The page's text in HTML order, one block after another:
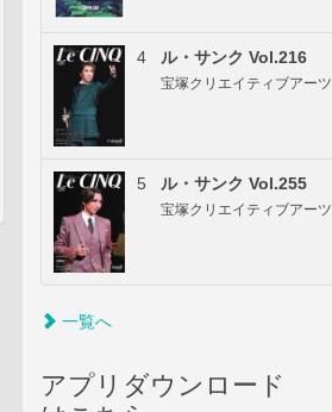
4 ル・サンク Vol.216
宝塚クリエイティブアーツ
5 ル・サンク Vol.255
宝塚クリエイティブアーツ
一覧へ
アプリダウンロード